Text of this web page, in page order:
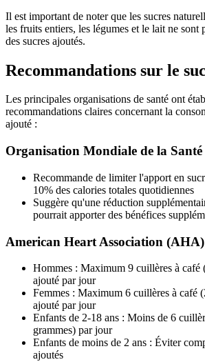
Il est important de noter que les sucres
les fruits entiers, les légumes et le lait ne sont
des sucres ajoutés.
Recommandations sur le
Les principales organisations de santé ont
recommandations claires concernant la
ajouté :
Organisation Mondiale de la
Recommande de limiter l'apport en
10% des calories totales quotidiennes
Suggère qu'une réduction
pourrait apporter des bénéfices
American Heart Association (AHA)
Hommes : Maximum 9 cuillères à café
ajouté par jour
Femmes : Maximum 6 cuillères à café
ajouté par jour
Enfants de 2-18 ans : Moins de 6
grammes) par jour
Enfants de moins de 2 ans : Éviter
ajoutés